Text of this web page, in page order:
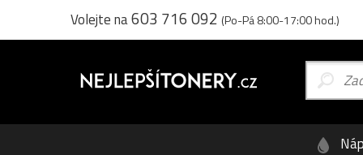
Volejte na603 716 092 (Po-Pá 8:00-17:00 hod.)